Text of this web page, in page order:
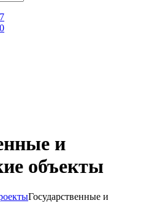
и
объекты
Государственные и